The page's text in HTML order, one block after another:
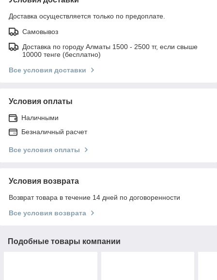
Доставка осуществляется только по предоплате.
Самовывоз
Доставка по городу Алматы 1500 - 2500 тг, если свыше
10000 тенге (бесплатно)
Все условия доставки
Условия оплаты
Наличными
Безналичный расчет
Все условия оплаты
Условия возврата
Возврат товара в течение 14 дней по договоренности
Все условия возврата
Подобные товары компании